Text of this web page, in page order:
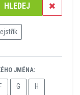
HLEDEJ
JMÉNA:
F G H